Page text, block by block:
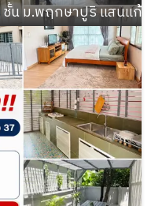
ชั้น ม.พฤกษาปูริ แสนแ